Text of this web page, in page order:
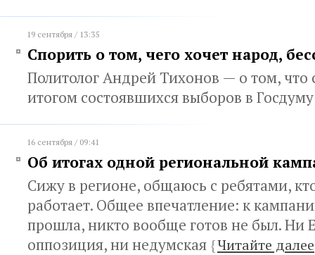
19 сентября / 13:35
Спорить о том, чего хочет народ,
Политолог Андрей Тихонов — о том, что
итогом состоявшихся выборов в
16 сентября / 09:41
Об итогах одной региональной
Сижу в регионе, общаюсь с ребятами,
работает. Общее впечатление: к
прошла, никто вообще готов не был. Ни
оппозиция, ни недумская {Читайте далее